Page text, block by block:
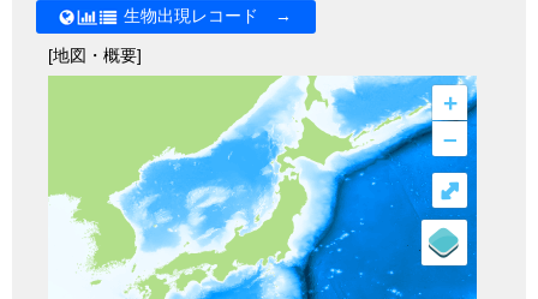
生物出現レコード →
[地図・概要]
+
–
⤢